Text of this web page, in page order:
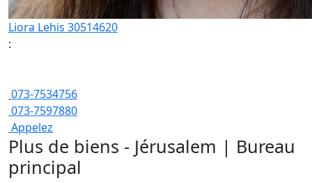
Liora Lehis 30514620
:
073-7534756
073-7597880
Appelez
Plus de biens - Jérusalem | Bureau
principal